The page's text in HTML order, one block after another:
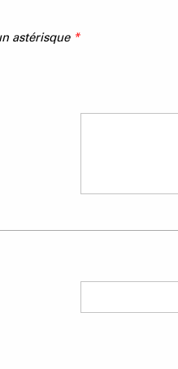
astérisque *